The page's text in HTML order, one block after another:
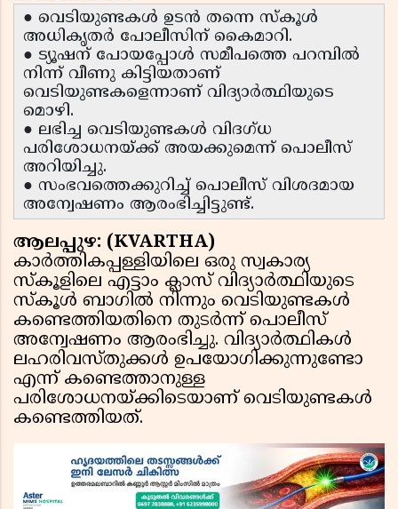
● വെടിയുണ്ടകൾ ഉടൻ തന്നെ സ്കൂൾ
അധികൃതർ പോലീസിന് കൈമാറി.
● ട്യൂഷന് പോയപ്പോൾ സമീപത്തെ പറമ്പിൽ
നിന്ന് വീണു കിട്ടിയതാണ്
വെടിയുണ്ടകളെന്നാണ് വിദ്യാർത്ഥിയുടെ
മൊഴി.
● ലഭിച്ച വെടിയുണ്ടകൾ വിദഗ്ധ
പരിശോധനയ്ക്ക് അയക്കുമെന്ന് പൊലീസ്
അറിയിച്ചു.
● സംഭവത്തെക്കുറിച്ച് പൊലീസ് വിശദമായ
അന്വേഷണം ആരംഭിച്ചിട്ടുണ്ട്.
ആലപ്പുഴ: (KVARTHA)
കാർത്തികപ്പള്ളിയിലെ ഒരു സ്വകാര്യ
സ്കൂളിലെ എട്ടാം ക്ലാസ് വിദ്യാർത്ഥിയുടെ
സ്കൂൾ ബാഗിൽ നിന്നും വെടിയുണ്ടകൾ
കണ്ടെത്തിയതിനെ തുടർന്ന് പൊലീസ്
അന്വേഷണം ആരംഭിച്ചു. വിദ്യാർത്ഥികൾ
ലഹരിവസ്തുക്കൾ ഉപയോഗിക്കുന്നുണ്ടോ
എന്ന് കണ്ടെത്താനുള്ള
പരിശോധനയ്ക്കിടെയാണ് വെടിയുണ്ടകൾ
കണ്ടെത്തിയത്.